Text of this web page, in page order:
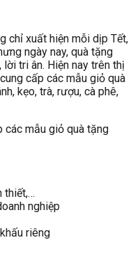
chỉ xuất hiện mỗi dịp Tết,
ngày nay, quà tặng
tri ân. Hiện nay trên thị
cấp các mẫu giỏ quà
kẹo, trà, rượu, cà phê,
các mẫu giỏ quà tặng
thiết,…
nghiệp
riêng